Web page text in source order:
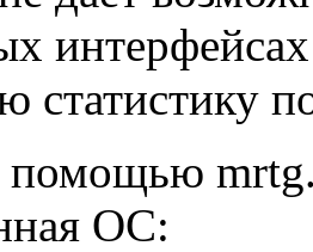
статистику
помощью
ОС: